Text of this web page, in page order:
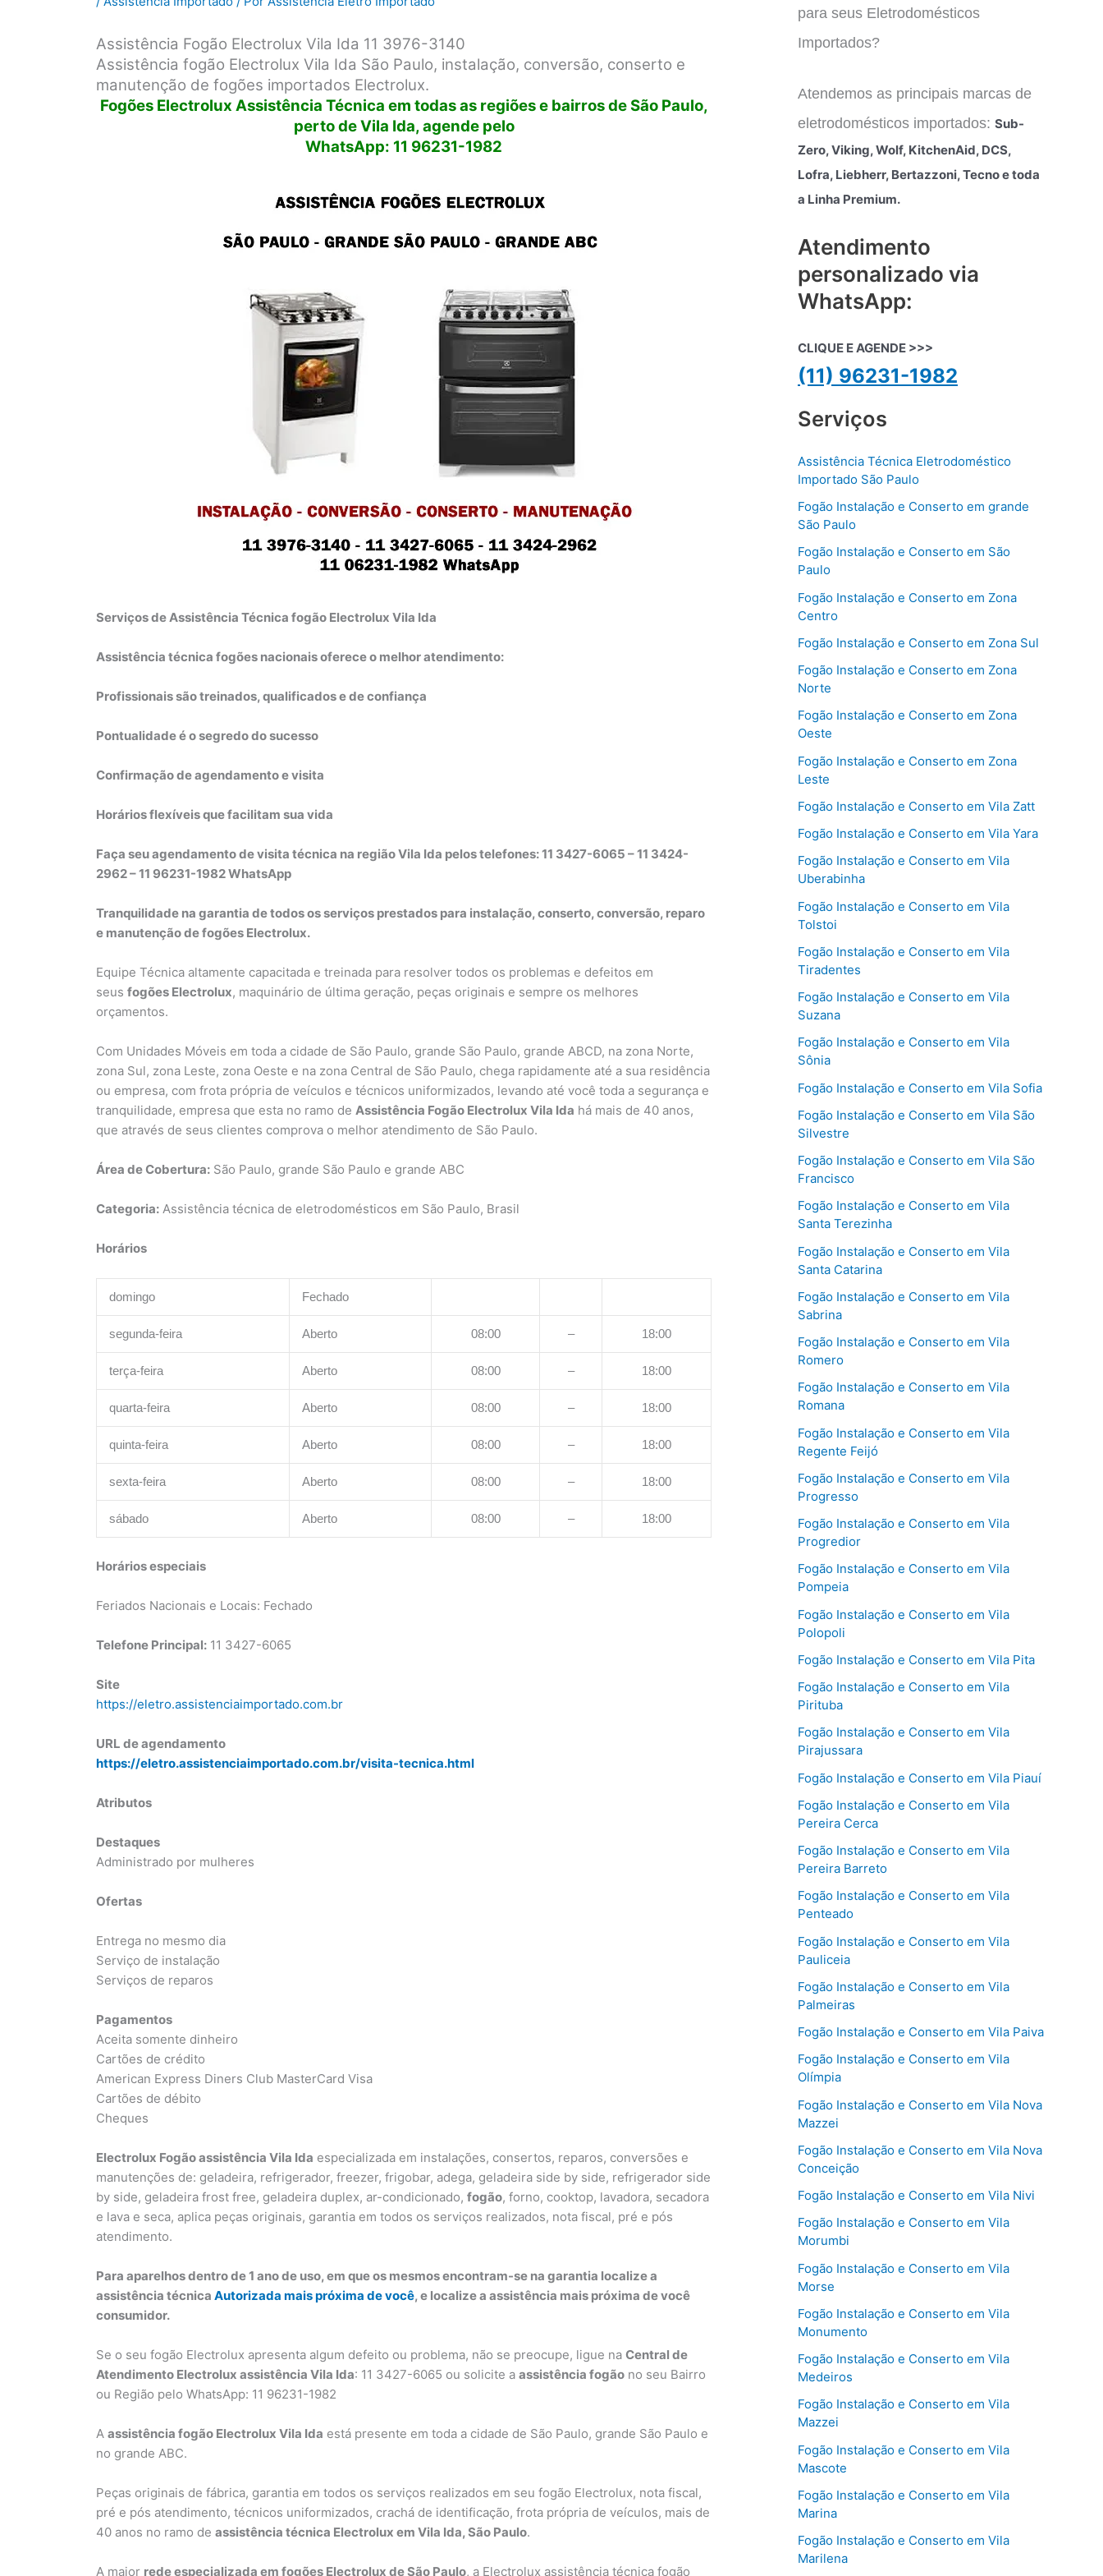
Assistência Fogão Electrolux Vila Ida 11 3976-3140
Assistência fogão Electrolux Vila Ida São Paulo, instalação, conversão, conserto e
manutenção de fogões importados Electrolux.
Fogões Electrolux Assistência Técnica em todas as regiões e bairros de São Paulo,
perto de Vila Ida, agende pelo
WhatsApp: 11 96231-1982
Serviços de Assistência Técnica fogão Electrolux Vila Ida
Assistência técnica fogões nacionais oferece o melhor atendimento:
Profissionais são treinados, qualificados e de confiança
Pontualidade é o segredo do sucesso
Confirmação de agendamento e visita
Horários flexíveis que facilitam sua vida
Faça seu agendamento de visita técnica na região Vila Ida pelos telefones: 11 3427-6065 – 11 3424-
2962 – 11 96231-1982 WhatsApp
Tranquilidade na garantia de todos os serviços prestados para instalação, conserto, conversão, reparo
e manutenção de fogões Electrolux.
Equipe Técnica altamente capacitada e treinada para resolver todos os problemas e defeitos em
seus fogões Electrolux, maquinário de última geração, peças originais e sempre os melhores
orçamentos.
Com Unidades Móveis em toda a cidade de São Paulo, grande São Paulo, grande ABCD, na zona Norte,
zona Sul, zona Leste, zona Oeste e na zona Central de São Paulo, chega rapidamente até a sua residência
ou empresa, com frota própria de veículos e técnicos uniformizados, levando até você toda a segurança e
tranquilidade, empresa que esta no ramo de Assistência Fogão Electrolux Vila Ida há mais de 40 anos,
que através de seus clientes comprova o melhor atendimento de São Paulo.
Área de Cobertura: São Paulo, grande São Paulo e grande ABC
Categoria: Assistência técnica de eletrodomésticos em São Paulo, Brasil
Horários
domingo Fechado
segunda-feira Aberto 08:00 – 18:00
terça-feira Aberto 08:00 – 18:00
quarta-feira Aberto 08:00 – 18:00
quinta-feira Aberto 08:00 – 18:00
sexta-feira Aberto 08:00 – 18:00
sábado Aberto 08:00 – 18:00
Horários especiais
Feriados Nacionais e Locais: Fechado
Telefone Principal: 11 3427-6065
Site
https://eletro.assistenciaimportado.com.br
URL de agendamento
https://eletro.assistenciaimportado.com.br/visita-tecnica.html
Atributos
Destaques
Administrado por mulheres
Ofertas
Entrega no mesmo dia
Serviço de instalação
Serviços de reparos
Pagamentos
Aceita somente dinheiro
Cartões de crédito
American Express Diners Club MasterCard Visa
Cartões de débito
Cheques
Electrolux Fogão assistência Vila Ida especializada em instalações, consertos, reparos, conversões e
manutenções de: geladeira, refrigerador, freezer, frigobar, adega, geladeira side by side, refrigerador side
by side, geladeira frost free, geladeira duplex, ar-condicionado, fogão, forno, cooktop, lavadora, secadora
e lava e seca, aplica peças originais, garantia em todos os serviços realizados, nota fiscal, pré e pós
atendimento.
Para aparelhos dentro de 1 ano de uso, em que os mesmos encontram-se na garantia localize a
assistência técnica Autorizada mais próxima de você, e localize a assistência mais próxima de você
consumidor.
Se o seu fogão Electrolux apresenta algum defeito ou problema, não se preocupe, ligue na Central de
Atendimento Electrolux assistência Vila Ida: 11 3427-6065 ou solicite a assistência fogão no seu Bairro
ou Região pelo WhatsApp: 11 96231-1982
A assistência fogão Electrolux Vila Ida está presente em toda a cidade de São Paulo, grande São Paulo e
no grande ABC.
Peças originais de fábrica, garantia em todos os serviços realizados em seu fogão Electrolux, nota fiscal,
pré e pós atendimento, técnicos uniformizados, crachá de identificação, frota própria de veículos, mais de
40 anos no ramo de assistência técnica Electrolux em Vila Ida, São Paulo.
A maior rede especializada em fogões Electrolux de São Paulo, a Electrolux assistência técnica fogão
para seus Eletrodomésticos
Importados?
Atendemos as principais marcas de
eletrodomésticos importados: Sub-
Zero, Viking, Wolf, KitchenAid, DCS,
Lofra, Liebherr, Bertazzoni, Tecno e toda
a Linha Premium.
Atendimento
personalizado via
WhatsApp:
CLIQUE E AGENDE >>>
(11) 96231-1982
Serviços
Assistência Técnica Eletrodoméstico
Importado São Paulo
Fogão Instalação e Conserto em grande
São Paulo
Fogão Instalação e Conserto em São
Paulo
Fogão Instalação e Conserto em Zona
Centro
Fogão Instalação e Conserto em Zona Sul
Fogão Instalação e Conserto em Zona
Norte
Fogão Instalação e Conserto em Zona
Oeste
Fogão Instalação e Conserto em Zona
Leste
Fogão Instalação e Conserto em Vila Zatt
Fogão Instalação e Conserto em Vila Yara
Fogão Instalação e Conserto em Vila
Uberabinha
Fogão Instalação e Conserto em Vila
Tolstoi
Fogão Instalação e Conserto em Vila
Tiradentes
Fogão Instalação e Conserto em Vila
Suzana
Fogão Instalação e Conserto em Vila
Sônia
Fogão Instalação e Conserto em Vila Sofia
Fogão Instalação e Conserto em Vila São
Silvestre
Fogão Instalação e Conserto em Vila São
Francisco
Fogão Instalação e Conserto em Vila
Santa Terezinha
Fogão Instalação e Conserto em Vila
Santa Catarina
Fogão Instalação e Conserto em Vila
Sabrina
Fogão Instalação e Conserto em Vila
Romero
Fogão Instalação e Conserto em Vila
Romana
Fogão Instalação e Conserto em Vila
Regente Feijó
Fogão Instalação e Conserto em Vila
Progresso
Fogão Instalação e Conserto em Vila
Progredior
Fogão Instalação e Conserto em Vila
Pompeia
Fogão Instalação e Conserto em Vila
Polopoli
Fogão Instalação e Conserto em Vila Pita
Fogão Instalação e Conserto em Vila
Pirituba
Fogão Instalação e Conserto em Vila
Pirajussara
Fogão Instalação e Conserto em Vila Piauí
Fogão Instalação e Conserto em Vila
Pereira Cerca
Fogão Instalação e Conserto em Vila
Pereira Barreto
Fogão Instalação e Conserto em Vila
Penteado
Fogão Instalação e Conserto em Vila
Pauliceia
Fogão Instalação e Conserto em Vila
Palmeiras
Fogão Instalação e Conserto em Vila Paiva
Fogão Instalação e Conserto em Vila
Olímpia
Fogão Instalação e Conserto em Vila Nova
Mazzei
Fogão Instalação e Conserto em Vila Nova
Conceição
Fogão Instalação e Conserto em Vila Nivi
Fogão Instalação e Conserto em Vila
Morumbi
Fogão Instalação e Conserto em Vila
Morse
Fogão Instalação e Conserto em Vila
Monumento
Fogão Instalação e Conserto em Vila
Medeiros
Fogão Instalação e Conserto em Vila
Mazzei
Fogão Instalação e Conserto em Vila
Mascote
Fogão Instalação e Conserto em Vila
Marina
Fogão Instalação e Conserto em Vila
Marilena